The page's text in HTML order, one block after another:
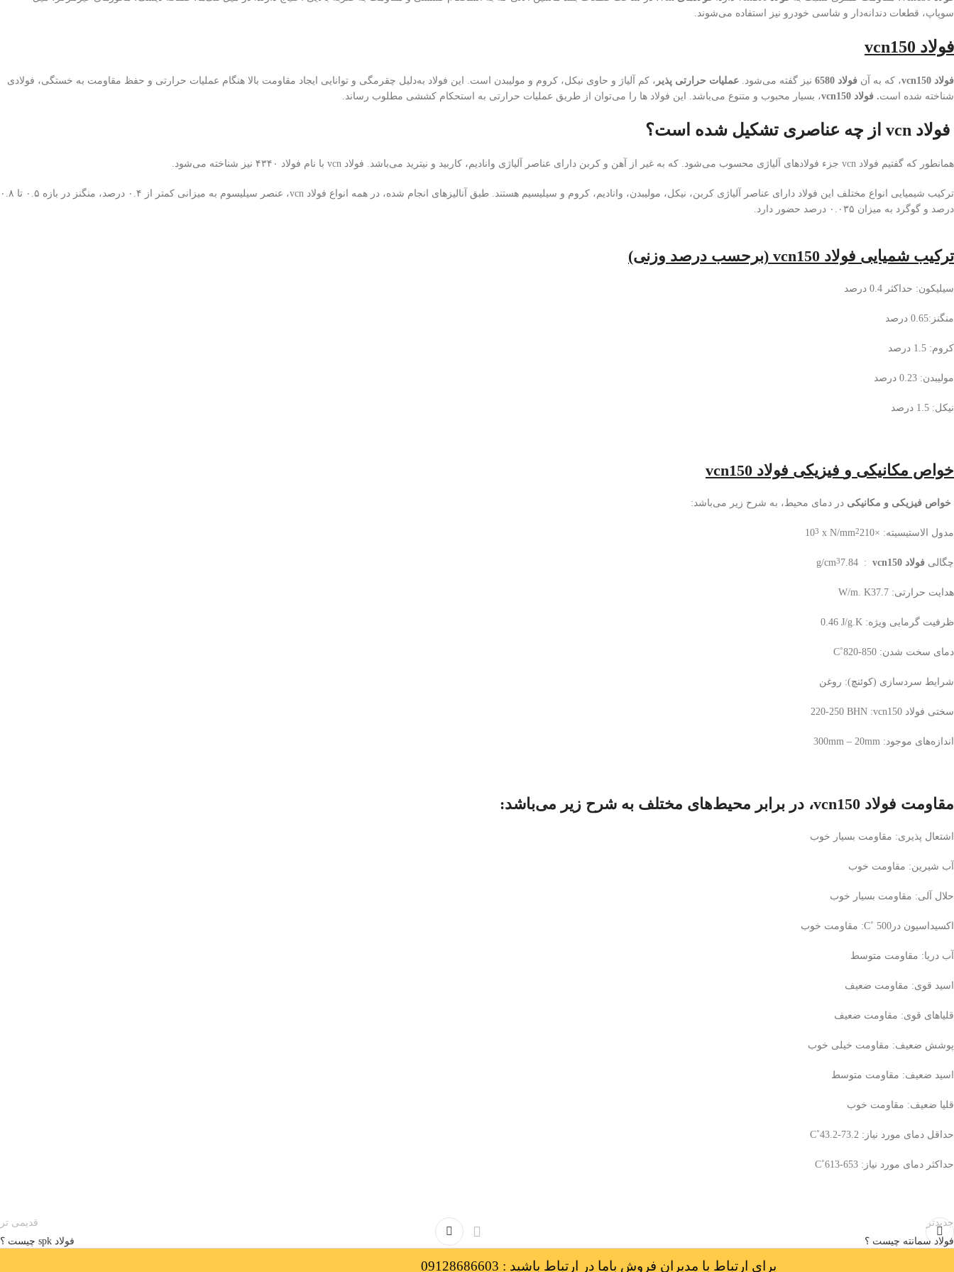
سوپاپ، قطعات دندانهدار و شاسی خودرو نیز استفاده میشوند.
فولاد vcn150
فولاد vcn150، که به آن فولاد 6580 نیز گفته میشود. عملیات حرارتی پذیر ، کم آلیاژ و حاوی نیکل، کروم و مولیبدن است. این فولاد بهدلیل چقرمگی و توانایی ایجاد مقاومت بالا هنگام عملیات حرارتی و حفظ مقاومت به خستگی، فولادی
شناخته شده است. فولاد vcn150، بسیار محبوب و متنوع میباشد. این فولاد ها را میتوان از طریق عملیات حرارتی به استحکام کششی مطلوب رساند.
فولاد vcn از چه عناصری تشکیل شده است؟
همانطور که گفتیم فولاد vcn جزء فولادهای آلیاژی محسوب می‌شود. که به غیر از آهن و کربن دارای عناصر آلیاژی وانادیم، کاربید و نیترید می‌باشد. فولاد vcn با نام فولاد ۴۳۴۰ نیز شناخته می‌شود.
ترکیب شیمیایی انواع مختلف این فولاد دارای عناصر آلیاژی کربن، نیکل، مولیبدن، وانادیم، کروم و سیلیسیم هستند. طبق آنالیزهای انجام شده، در همه انواع فولاد vcn، عنصر سیلیسوم به میزانی کمتر از ۰.۴ درصد، منگنز در بازه ۰.۵ تا ۰.۸
درصد و گوگرد به میزان ۰.۰۳۵ درصد حضور دارد.
ترکیب شمیایی فولاد vcn150 (برحسب درصد وزنی)
سیلیکون: حداکثر 0.4 درصد
منگنز:0.65 درصد
کروم: 1.5 درصد
مولیبدن: 0.23 درصد
نیکل: 1.5 درصد
خواص مکانیکی و فیزیکی فولاد vcn150
خواص فیزیکی و مکانیکی در دمای محیط، به شرح زیر میباشد:
مدول الاستیسیته: 210×
103 x N/mm2
چگالی فولاد vcn150
:
7.84
g/cm3
هدایت حرارتی: 37.7
W/m‌‌‌‌‌‌‌‌. ‌K
ظرفیت گرمایی ویژه: 0.46 J/g.‌‌K‌‌
دمای سخت شدن: 820-850
˚
C
شرایط سردسازی (کوئنچ): روغن
سختی فولاد vcn150
:
220-250 BHN
اندازههای موجود: 20mm
–
300mm
مقاومت فولاد vcn150، در برابر محیطهای مختلف به شرح زیر میباشد:
اشتعال پذیری: مقاومت بسیار خوب
آب شیرین: مقاومت خوب
حلال آلی: مقاومت بسیار خوب
اکسیداسیون در 500
˚
C: مقاومت خوب
آب دریا: مقاومت متوسط
اسید قوی: مقاومت ضعیف
قلیاهای قوی: مقاومت ضعیف
پوشش ضعیف: مقاومت خیلی خوب
اسید ضعیف: مقاومت متوسط
قلیا ضعیف: مقاومت خوب
حداقل دمای مورد نیاز: 43.2-73.2
˚
C
حداکثر دمای مورد نیاز: 613-653
˚
C
جدیدتر
فولاد سمانته چیست ؟
قدیمی تر
فولاد spk چیست ؟
برای ارتباط با مدیران فروش باما در ارتباط باشید : 09128686603